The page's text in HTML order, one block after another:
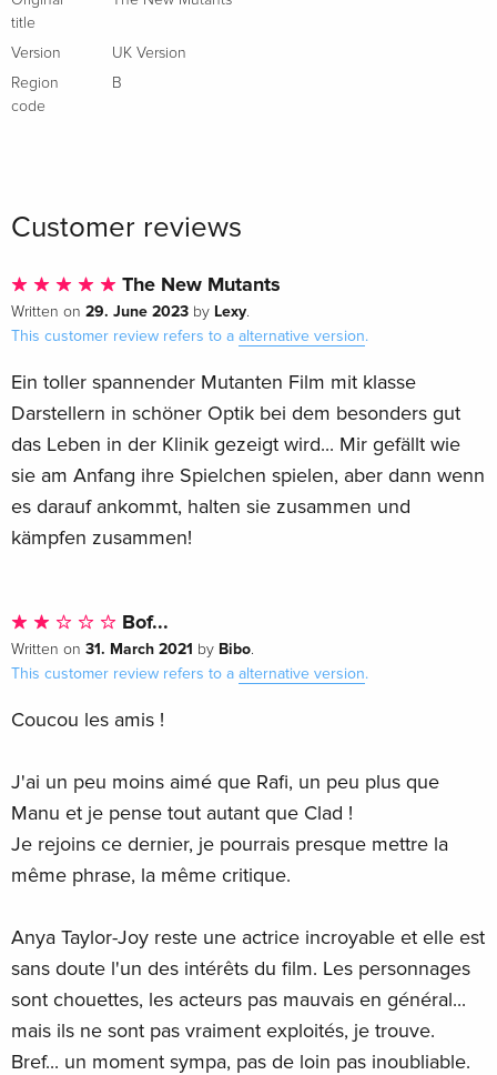
title
Version
UK Version
Region
code
B
Customer reviews
The New Mutants
Written on 29. June 2023 by Lexy.
This customer review refers to a alternative version.
Ein toller spannender Mutanten Film mit klasse
Darstellern in schöner Optik bei dem besonders gut
das Leben in der Klinik gezeigt wird... Mir gefällt wie
sie am Anfang ihre Spielchen spielen, aber dann wenn
es darauf ankommt, halten sie zusammen und
kämpfen zusammen!
Bof...
Written on 31. March 2021 by Bibo.
This customer review refers to a alternative version.
Coucou les amis !
J'ai un peu moins aimé que Rafi, un peu plus que
Manu et je pense tout autant que Clad !
Je rejoins ce dernier, je pourrais presque mettre la
même phrase, la même critique.
Anya Taylor-Joy reste une actrice incroyable et elle est
sans doute l'un des intérêts du film. Les personnages
sont chouettes, les acteurs pas mauvais en général...
mais ils ne sont pas vraiment exploités, je trouve.
Bref... un moment sympa, pas de loin pas inoubliable.